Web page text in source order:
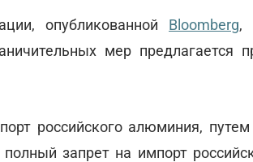
опубликованной Вloomberg,
мер предлагается
российского алюминия,
запрет на импорт